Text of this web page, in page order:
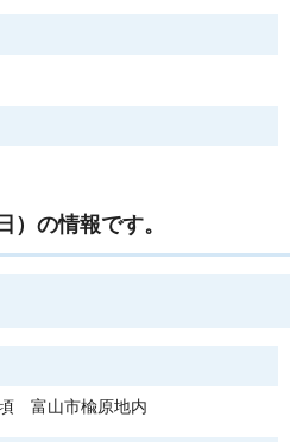
）の情報です。
富山市楡原地内